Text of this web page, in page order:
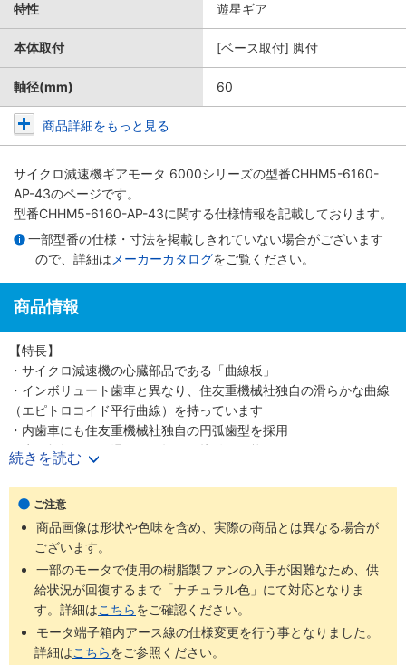
特性 遊星ギア
本体取付 [ベース取付] 脚付
軸径(mm) 60
商品詳細をもっと見る
サイクロ減速機ギアモータ 6000シリーズの型番CHHM5-6160-
AP-43のページです。
型番CHHM5-6160-AP-43に関する仕様情報を記載しております。
一部型番の仕様・寸法を掲載しきれていない場合がございます
ので、詳細は メーカーカタログをご覧ください。
商品情報
【特長】
・サイクロ減速機の心臓部品である「曲線板」
・インボリュート歯車と異なり、住友重機械社独自の滑らかな曲線
（エピトロコイド平行曲線）を持っています
・内歯車にも住友重機械社独自の円弧歯型を採用
・歯の折損がない滑らかな転がり接触を可能にしました
・少ない減速段数で高い減速比を得ること、つまり高効率と高減速
比の両立を可能にしました
・噛み合い率がインボリュートギヤの2～3倍高く、衝撃荷重が発生
しても多くの歯で分散して吸収する為、タフで長寿命な減速機です
・減速機部の材質は耐摩耗・耐疲労性に富む高炭素高クロム軸受鋼
を使用しています
続きを読む
ご注意
商品画像は形状や色味を含め、実際の商品とは異なる場合が
ございます。
一部のモータで使用の樹脂製ファンの入手が困難なため、供
給状況が回復するまで「ナチュラル色」にて対応となりま
す。詳細はこちらをご確認ください。
モータ端子箱内アース線の仕様変更を行う事となりました。
詳細はこちらをご参照ください。